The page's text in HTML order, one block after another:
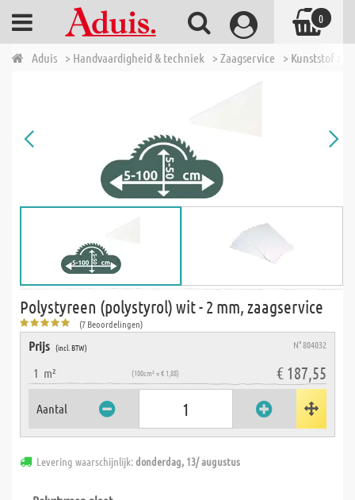
Aduis > Handvaardigheid & techniek > Zaagservice > Kunststof
Polystyreen (polystyrol) wit - 2 mm, zaagservice
(7 Beoordelingen)
Prijs (incl. BTW) N° 804032
1 m² (100cm² = € 1,88) € 187,55
Aantal
Levering waarschijnlijk:donderdag, 13/ augustus
0